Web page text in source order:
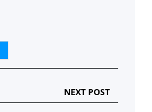
NEXT POST